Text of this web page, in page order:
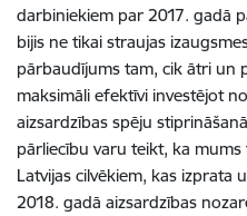
darbiniekiem par 2017. gadā
bijis ne tikai straujas
pārbaudījums tam, cik ātri un
maksimāli efektīvi investējot
aizsardzības spēju
pārliecību varu teikt, ka mums
Latvijas cilvēkiem, kas izprata
2018. gadā aizsardzības